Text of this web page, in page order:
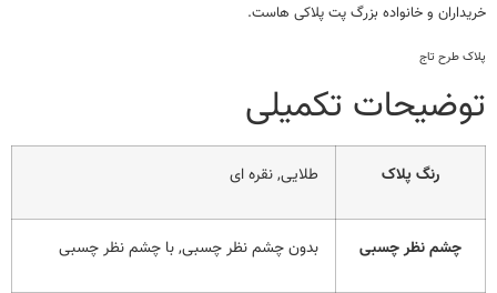
خریداران و خانواده بزرگ پت پلاکی هاست.
پلاک طرح تاج
توضیحات تکمیلی
رنگ پلاک طلایی, نقره ای
چشم نظر چسبی بدون چشم نظر چسبی, با چشم نظر چسبی